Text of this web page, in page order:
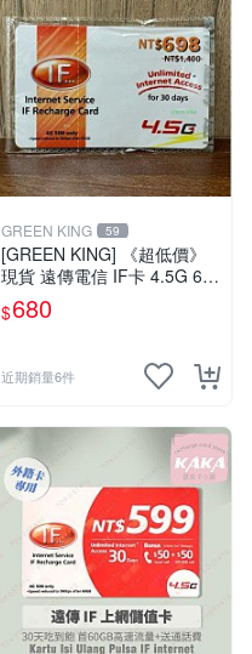
GREEN KING 59
[GREEN KING] 《超低價》
現貨 遠傳電信 IF卡 4.5G 698
30天網路吃到飽 儲值卡 網卡
網路儲值卡 上網卡
$680
近期銷量6件